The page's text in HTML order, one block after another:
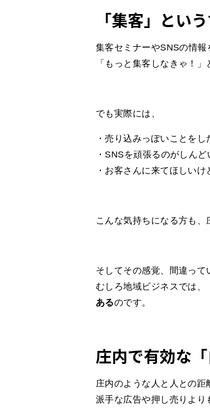
「集客」とい
集客セミナーやSNSの情報
「もっと集客しなきゃ！
でも実際には、
・売り込みっぽいことをし
・SNSを頑張るのがしんど
・お客さんに来てほしい
こんな気持ちになる方も、
そしてその感覚、間違って
むしろ地域ビジネスでは、
あるのです。
庄内で有効な
庄内のような人と人との距
派手な広告や押し売りより